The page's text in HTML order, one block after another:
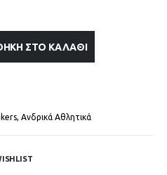
ΣΤΟ ΚΑΛΑΘΙ
, Ανδρικά Αθλητικά